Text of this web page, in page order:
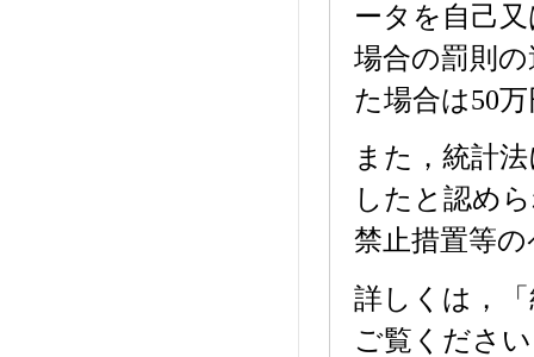
ータを自己
場合の罰則
た場合は50
また，統計
したと認め
禁止措置等
詳しくは，
ご覧くださ